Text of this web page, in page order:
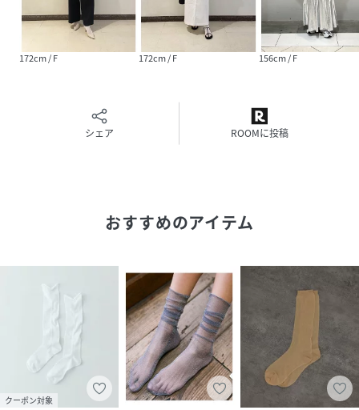
原産国
ブラック（01）：日本製｜ホワイト（10）：日
172cm / F 172cm / F 156cm / F
シェア ROOMに投稿
おすすめのアイテム
クーポン対象